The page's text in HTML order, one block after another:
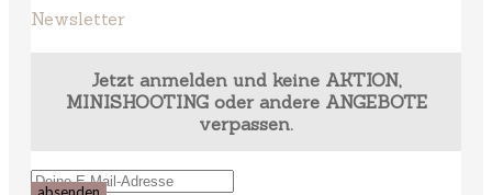
Newsletter
Jetzt anmelden und keine AKTION,
MINISHOOTING oder andere ANGEBOTE
verpassen.